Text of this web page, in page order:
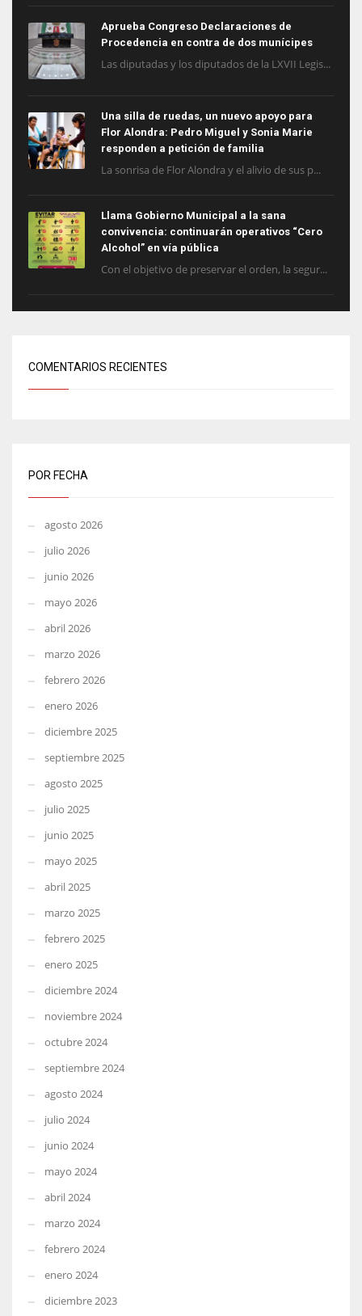
Aprueba Congreso Declaraciones de
Procedencia en contra de dos munícipes
Las diputadas y los diputados de la LXVII Legis...
Una silla de ruedas, un nuevo apoyo para
Flor Alondra: Pedro Miguel y Sonia Marie
responden a petición de familia
La sonrisa de Flor Alondra y el alivio de sus p...
Llama Gobierno Municipal a la sana
convivencia: continuarán operativos “Cero
Alcohol” en vía pública
Con el objetivo de preservar el orden, la segur...
COMENTARIOS RECIENTES
POR FECHA
agosto 2026
julio 2026
junio 2026
mayo 2026
abril 2026
marzo 2026
febrero 2026
enero 2026
diciembre 2025
septiembre 2025
agosto 2025
julio 2025
junio 2025
mayo 2025
abril 2025
marzo 2025
febrero 2025
enero 2025
diciembre 2024
noviembre 2024
octubre 2024
septiembre 2024
agosto 2024
julio 2024
junio 2024
mayo 2024
abril 2024
marzo 2024
febrero 2024
enero 2024
diciembre 2023